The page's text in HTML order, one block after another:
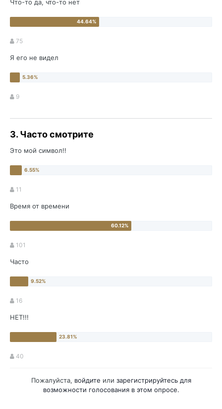
Что-то да, что-то нет
75
Я его не видел
9
3. Часто смотрите
Это мой символ!!
11
Время от времени
101
Часто
16
НЕТ!!!
40
Пожалуйста, войдите или зарегистрируйтесьдля
возможности голосования в этом опросе.